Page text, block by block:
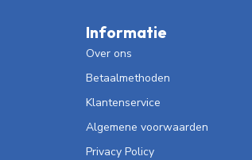
Informatie
Over ons
Betaalmethoden
Klantenservice
Algemene voorwaarden
Privacy Policy